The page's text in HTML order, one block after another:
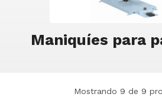
Maniquíes para
Mostrando 9 de 9